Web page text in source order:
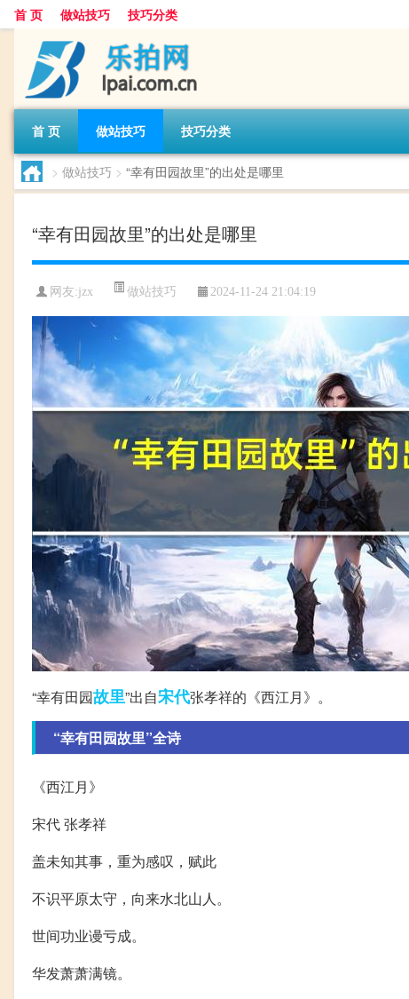
首 页 做站技巧 技巧分类
首 页 做站技巧 技巧分类
> 做站技巧 > “幸有田园故里”的出处是哪里
“幸有田园故里”的出处是哪里
网友:jzx 做站技巧 2024-11-24 21:04:19
“幸有田园故里”出自宋代张孝祥的《西江月》。
“幸有田园故里”全诗
《西江月》
宋代 张孝祥
盖未知其事，重为感叹，赋此
不识平原太守，向来水北山人。
世间功业谩亏成。
华发萧萧满镜。